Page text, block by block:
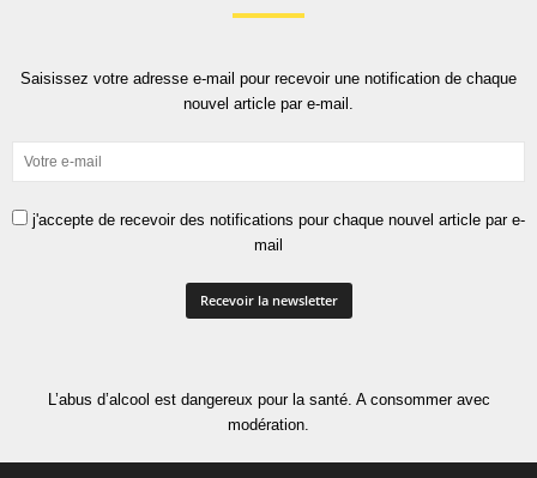
Saisissez votre adresse e-mail pour recevoir une notification de chaque
nouvel article par e-mail.
j'accepte de recevoir des notifications pour chaque nouvel article par e-
mail
L’abus d’alcool est dangereux pour la santé. A consommer avec
modération.